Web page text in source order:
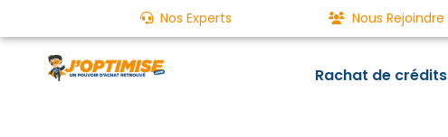
Nos Experts Nous Rejoindre
Rachat de crédits